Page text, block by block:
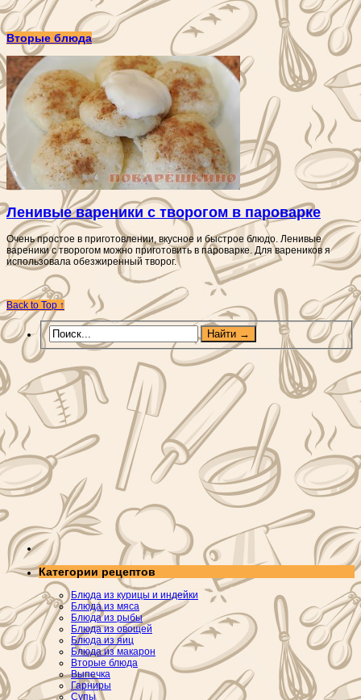
Вторые блюда
Ленивые вареники с творогом в пароварке
Очень простое в приготовлении, вкусное и быстрое блюдо. Ленивые
вареники с творогом можно приготовить в пароварке. Для вареников я
использовала обезжиренный творог.
Back to Top ↑
Категории рецептов
Блюда из курицы и индейки
Блюда из мяса
Блюда из рыбы
Блюда из овощей
Блюда из яиц
Блюда из макарон
Вторые блюда
Выпечка
Гарниры
Супы